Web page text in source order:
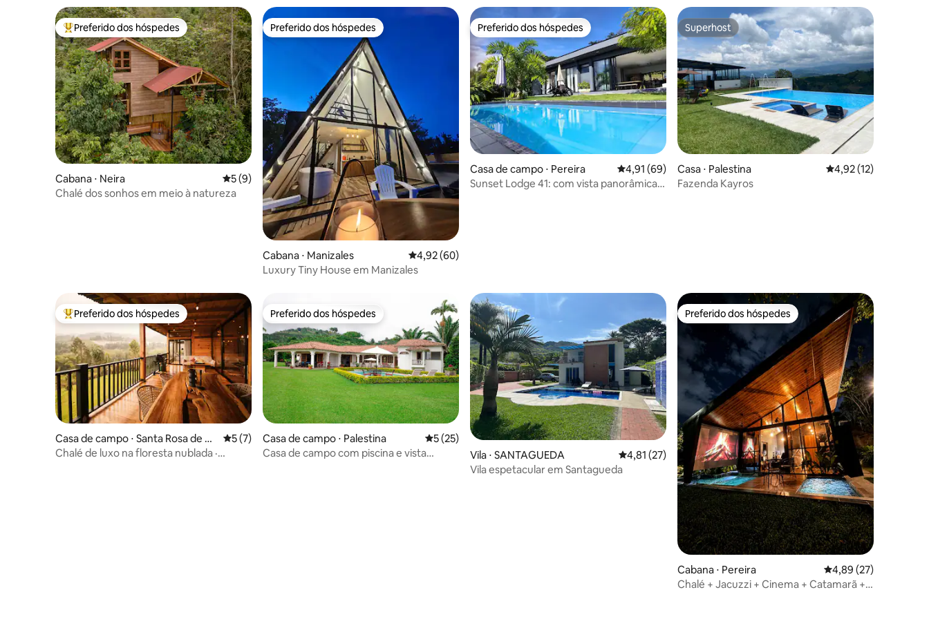
Entre os melhores preferidos dos hóspedes
Preferido dos hóspedes
Cabana ⋅ Neira 5 de uma avaliação média de 5, 9 avaliações
5 (9)
Chalé dos sonhos em meio à natureza
Preferido dos hóspedes
Preferido dos hóspedes
Cabana ⋅ Manizales 4,92 de uma avaliação média de 5, 60 avaliações
4,92 (60)
Luxury Tiny House em Manizales
Preferido dos hóspedes
Preferido dos hóspedes
Casa de campo ⋅ Pereira 4,91 de uma avaliação média de 5, 69 avaliações
4,91 (69)
Sunset Lodge 41: com vista panorâmica
Superhost
Superhost
Casa ⋅ Palestina 4,92 de uma
4,92 (12)
Fazenda Kayros
Entre os melhores preferidos dos hóspedes
Preferido dos hóspedes
Casa de campo ⋅ Santa Rosa de Ca
bal
5 de uma avaliação média de 5, 7 avaliações
5 (7)
Chalé de luxo na floresta nublada ·
Preferido dos hóspedes
Preferido dos hóspedes
Casa de campo ⋅ Palestina 5 de uma avaliação média de 5, 25 avaliações
5 (25)
Casa de campo com piscina e vista
Vila ⋅ SANTAGUEDA 4,81 de uma avaliação média de 5, 27 avaliações
4,81 (27)
Vila espetacular em Santagueda
Preferido dos hóspedes
Preferido dos hóspedes
Cabana ⋅ Pereira 4,89 de uma
4,89 (27)
Chalé + Jacuzzi + Cinema + Catamarã +